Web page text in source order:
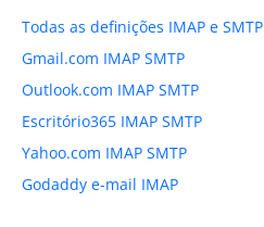
Todas as definições IMAP e SMTP
Gmail.com IMAP SMTP
Outlook.com IMAP SMTP
Escritório365 IMAP SMTP
Yahoo.com IMAP SMTP
Godaddy e-mail IMAP